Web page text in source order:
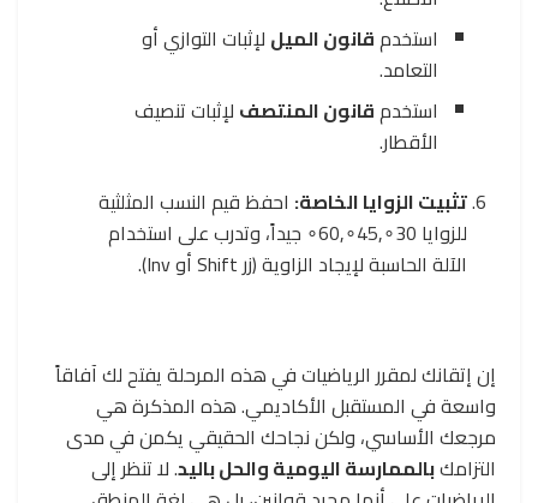
استخدمقانون الميل لإثبات التوازي أو
التعامد.
استخدمقانون المنتصف لإثبات تنصيف
الأقطار.
تثبيت الزوايا الخاصة: احفظ قيم النسب المثلثية
للزوايا 30
∘
,
45
∘
,
60
∘ جيداً، وتدرب على استخدام
الآلة الحاسبة لإيجاد الزاوية (زرShiftأوInv
).
إن إتقانك لمقرر الرياضيات في هذه المرحلة يفتح لك آفاقاً
واسعة في المستقبل الأكاديمي. هذه المذكرة هي
مرجعك الأساسي، ولكن نجاحك الحقيقي يكمن في مدى
التزامكبالممارسة اليومية والحل باليد. لا تنظر إلى